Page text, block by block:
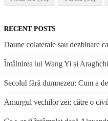
RECENT POSTS
Daune colaterale sau dezbinare
Întâlnirea lui Wang Yi și
Secolul fără dumnezeu: Cum a
Amurgul vechilor zei: către o